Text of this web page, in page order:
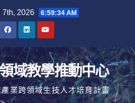
7th, 2026 6:59:34 AM
域教學推動中心
業跨領域生技人才培育計畫